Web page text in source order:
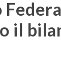
il